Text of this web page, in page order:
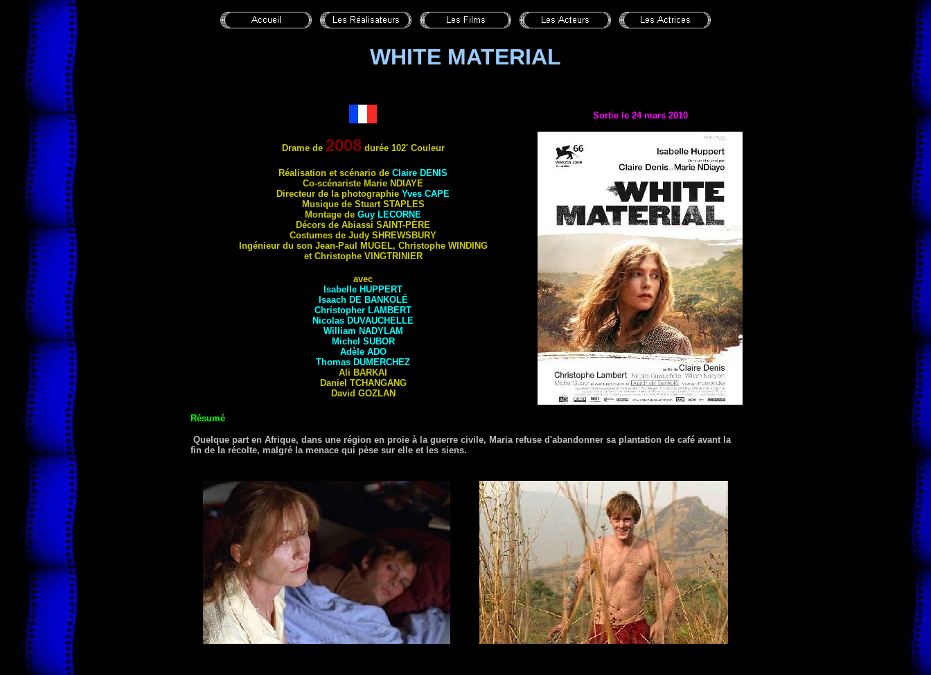
WHITE MATERIAL
Drame de 2008durée 102' Couleur
Réalisation et scénario de Claire DENIS
Co-scénariste Marie NDIAYE
Directeur de la photographie Yves CAPE
Musique de Stuart STAPLES
Montage de Guy LECORNE
Décors de Abiassi SAINT-PÈRE
Costumes de Judy SHREWSBURY
Ingénieur du son Jean-Paul
MUGEL, Christophe WINDING
et Christophe VINGTRINIER
avec
Isabelle HUPPERT
Isaach DE BANKOLÉ
Christopher LAMBERT
Nicolas DUVAUCHELLE
William NADYLAM
Michel SUBOR
Adèle ADO
Thomas DUMERCHEZ
Ali BARKAI
Daniel TCHANGANG
David GOZLAN
Sortie le 24 mars 2010
Résumé
Quelque part en Afrique, dans une région en proie à la guerre civile, Maria refuse d'abandonner sa plantation de café avant la
fin de la récolte, malgré la menace qui pèse sur elle et les siens.